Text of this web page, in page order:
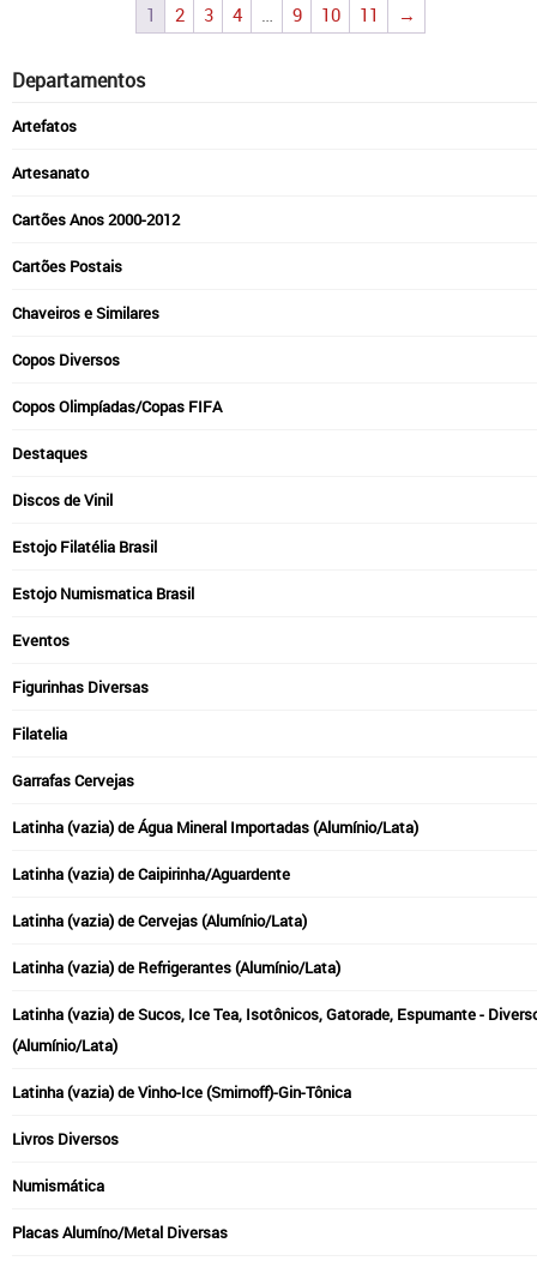
1 2 3 4 9 10 11 →
Departamentos
Artefatos
Artesanato
Cartões Anos 2000-2012
Cartões Postais
Chaveiros e Similares
Copos Diversos
Copos Olimpíadas/Copas FIFA
Destaques
Discos de Vinil
Estojo Filatélia Brasil
Estojo Numismatica Brasil
Eventos
Figurinhas Diversas
Filatelia
Garrafas Cervejas
Latinha (vazia) de Água Mineral Importadas (Alumínio/Lata)
Latinha (vazia) de Caipirinha/Aguardente
Latinha (vazia) de Cervejas (Alumínio/Lata)
Latinha (vazia) de Refrigerantes (Alumínio/Lata)
Latinha (vazia) de Sucos, Ice Tea, Isotônicos, Gatorade, Espumante -
(Alumínio/Lata)
Latinha (vazia) de Vinho-Ice (Smirnoff)-Gin-Tônica
Livros Diversos
Numismática
Placas Alumíno/Metal Diversas